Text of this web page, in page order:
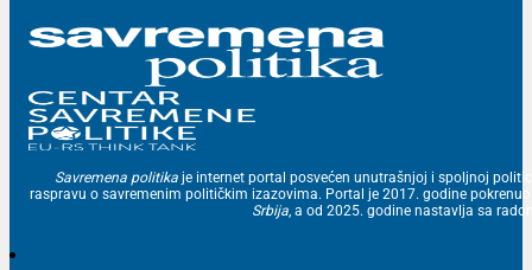
Savremena politika je internet portal posvećen unutrašnjoj i spoljnoj
raspravu o savremenim političkim izazovima. Portal je 2017. godine
Srbija, a od 2025. godine nastavlja sa